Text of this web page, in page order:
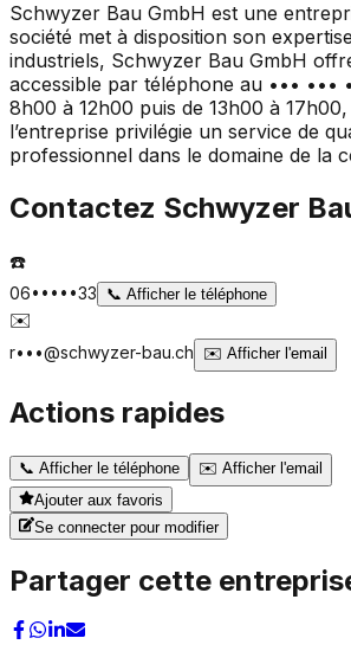
Schwyzer Bau GmbH est une
société met à disposition son
industriels, Schwyzer Bau GmbH
accessible par téléphone au ••• •••
8h00 à 12h00 puis de 13h00 à
l’entreprise privilégie un service de
professionnel dans le domaine de la
Contactez Schwyzer
☎️
06•••••33 📞 Afficher le téléphone
✉️
r•••@schwyzer-bau.ch ✉️ Afficher l'email
Actions rapides
📞 Afficher le téléphone ✉️ Afficher l'email
Ajouter aux favoris
Se connecter pour modifier
Partager cette